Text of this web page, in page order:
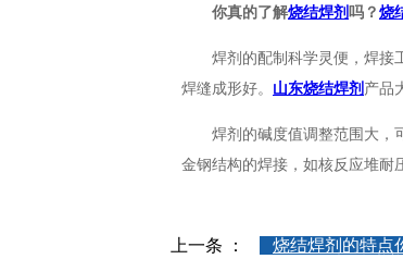
你真的了解烧结焊剂 吗？ 烧
焊剂的配制科学灵便，焊接
焊缝成形好。 山东烧结焊剂 产品
焊剂的碱度值调整范围大，
金钢结构的焊接，如核反应堆耐
上一条 ： 烧结焊剂的特点